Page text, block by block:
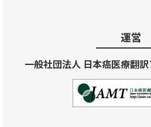
運営
一般社団法人 日本癌医療翻